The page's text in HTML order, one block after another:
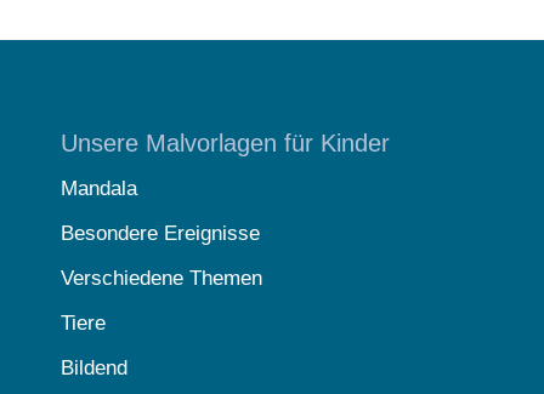
Unsere Malvorlagen für Kinder
Mandala
Besondere Ereignisse
Verschiedene Themen
Tiere
Bildend